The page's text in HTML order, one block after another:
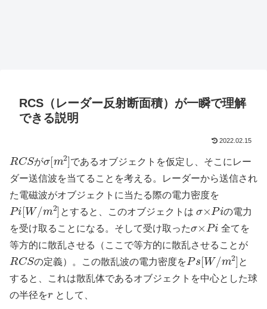
RCS（レーダー反射断面積）が一瞬で理解
できる説明
2022.02.15
RCS
が
[ m2
であるオブジェクトを仮定し、そこにレー
ダー送信波を当てることを考える。レーダーから送信され
た電磁波がオブジェクトに当たる際の電力密度を
Pi[W/m ]
とすると、このオブジェクトは
Pi
の電力
を受け取ることになる。そして受け取った
Pi
全てを
等方的に散乱させる（ここで等方的に散乱させることが
RCS
の定義）。この散乱波の電力密度を
Ps [W/ m 2]
と
すると、これは散乱体であるオブジェクトを中心とした球
の半径を
として、